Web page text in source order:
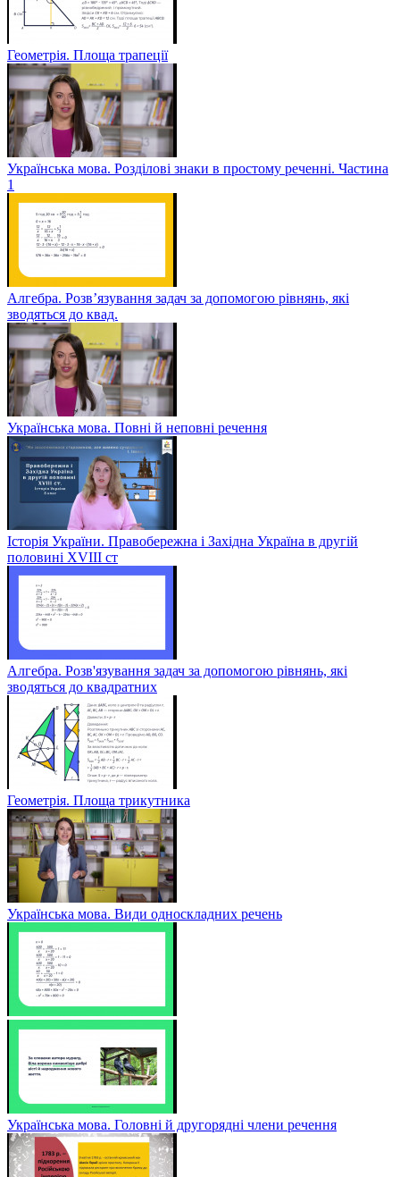
Геометрія. Площа трапеції
Українська мова. Розділові знаки в простому реченні. Частина
1
Алгебра. Розв’язування задач за допомогою рівнянь, які
зводяться до квад.
Українська мова. Повні й неповні речення
Історія України. Правобережна і Західна Україна в другій
половині XVIII ст
Алгебра. Розв'язування задач за допомогою рівнянь, які
зводяться до квадратних
Геометрія. Площа трикутника
Українська мова. Види односкладних речень
Українська мова. Головні й другорядні члени речення